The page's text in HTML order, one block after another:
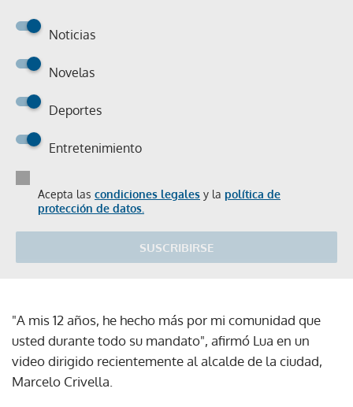
Noticias
Novelas
Deportes
Entretenimiento
Acepta las condiciones legales y la política de
protección de datos.
SUSCRIBIRSE
"A mis 12 años, he hecho más por mi comunidad que
usted durante todo su mandato", afirmó Lua en un
video dirigido recientemente al alcalde de la ciudad,
Marcelo Crivella.